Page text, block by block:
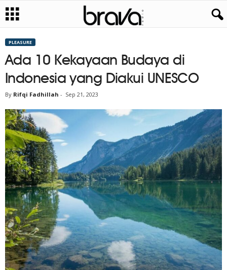
PLEASURE
Ada 10 Kekayaan Budaya di
Indonesia yang Diakui UNESCO
By Rifqi Fadhillah - Sep 21, 2023